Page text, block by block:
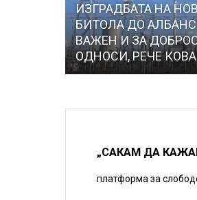
ИЗГРАДБАТА НА
БИТОЛА ДО
ВАЖЕН И ЗА
ОДНОСИ, РЕЧЕ
„САКАМ ДА
платформа за